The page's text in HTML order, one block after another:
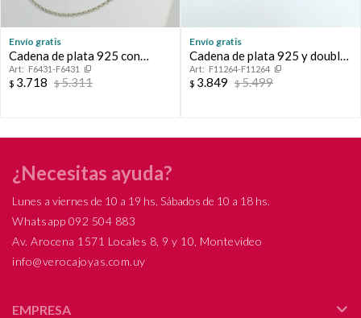
Envío gratis
Cadena de plata 925 con
doublé en oro 18ktes.
F6431-F6431
$ 3.718 $5.311
Envío gratis
Cadena de plata 925 y double
en oro 18 ktes.
F11264-F11264
$ 3.849 $5.499
¿Necesitas ayuda?
Lunes a viernes de 10 a 19 hs, Sábados de 10 a 18 hs.
Whatsapp 092 504 883
Av. Arocena 1571 Locales 8, 9 y 10, Montevideo
info@verocajoyas.com.uy
EMPRESA